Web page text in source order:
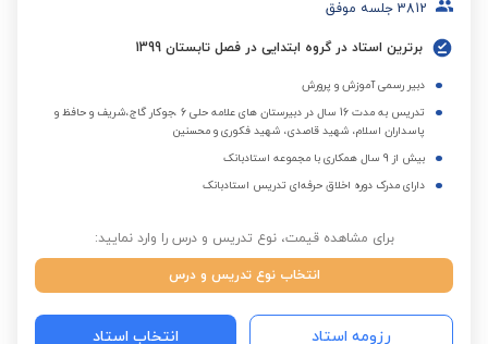
3812 جلسه موفق
برترین استاد در گروه ابتدایی در فصل تابستان 1399
دبیر رسمی آموزش و پرورش
تدریس به مدت 16 سال در دبیرستان های علامه حلی 6 ،جوکار گاج،شریف و حافظ و
پاسداران اسلام، شهید قاصدی، شهید فکوری و محسنین
بیش از 9 سال همکاری با مجموعه استادبانک
دارای مدرک دوره اخلاق حرفه‌ای تدریس استادبانک
برای مشاهده قیمت، نوع تدریس و درس را وارد نمایید:
انتخاب نوع تدریس و درس
رزومه استاد انتخاب استاد